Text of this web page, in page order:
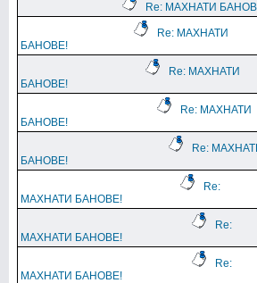
Re: МАХНАТИ
Re: МАХНАТИ
БАНОВЕ!
Re: МАХНАТИ
БАНОВЕ!
Re: МАХНАТИ
БАНОВЕ!
Re:
БАНОВЕ!
Re:
МАХНАТИ БАНОВЕ!
Re:
МАХНАТИ БАНОВЕ!
Re:
МАХНАТИ БАНОВЕ!